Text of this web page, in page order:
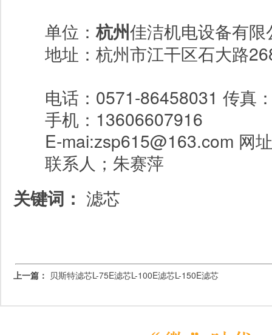
单位：杭州佳洁机电设备有限
地址：杭州市江干区石大路
电话： 0571-86458031 传真
手机： 13606607916
E-mai:zsp615@163.com 网
联系人；朱赛萍
关键词： 滤芯
上一篇： 贝斯特滤芯L-75E滤芯L-100E滤芯L-150E滤芯